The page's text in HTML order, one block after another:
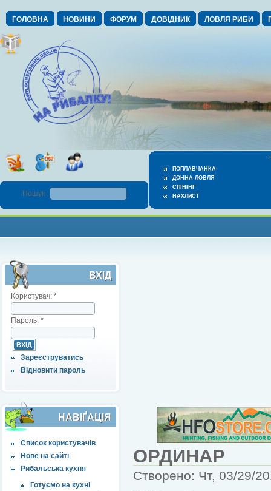
ГОЛОВНА НОВИНИ ФОРУМ ДОВІДНИК ЛОВЛЯ РИБИ
ПОПЛАВЧАНКА
ДОННА ЛОВЛЯ
СПІНІНГ
НАХЛИСТ
Пошук :
ВХІД
Користувач: *
Пароль: *
Зареєструватись
Відновити пароль
НАВІҐАЦІЯ
Список користувачів
Нове на сайті
Рибальська кухня
Готуємо на кухні
ОРДИНАР
Створено: Чт, 03/29/